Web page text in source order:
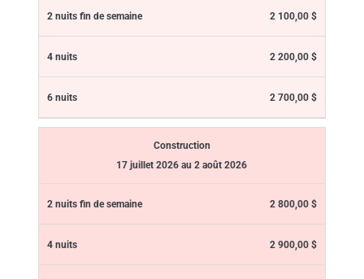
2 100,00 $
2 200,00 $
2 700,00 $
Construction
17 juillet 2026 au 2 août 2026
2 800,00 $
2 900,00 $